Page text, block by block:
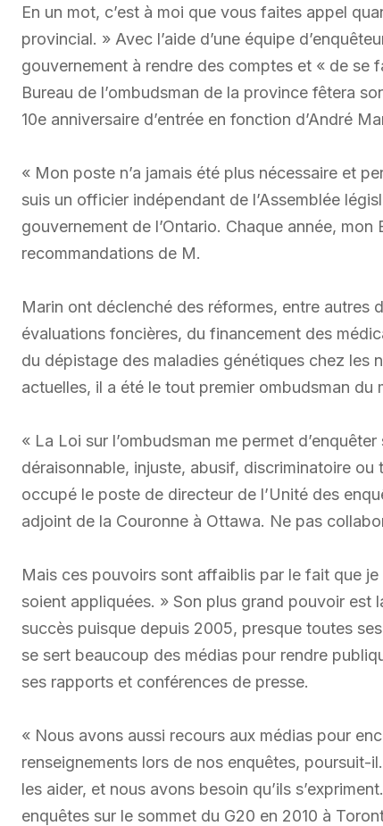
En un mot, c’est à moi que vous faites appel
provincial. » Avec l’aide d’une équipe
gouvernement à rendre des comptes et « de se
Bureau de l’ombudsman de la province fêtera
10e anniversaire d’entrée en fonction d’André
« Mon poste n’a jamais été plus nécessaire et
suis un officier indépendant de l’Assemblée
gouvernement de l’Ontario. Chaque année,
recommandations de M.
Marin ont déclenché des réformes, entre autres
évaluations foncières, du financement des
du dépistage des maladies génétiques chez les
actuelles, il a été le tout premier ombudsman
« La Loi sur l’ombudsman me permet
déraisonnable, injuste, abusif, discriminatoire
occupé le poste de directeur de l’Unité des
adjoint de la Couronne à Ottawa. Ne pas
Mais ces pouvoirs sont affaiblis par le fait que je
soient appliquées. » Son plus grand pouvoir est
succès puisque depuis 2005, presque toutes
se sert beaucoup des médias pour rendre
ses rapports et conférences de presse.
« Nous avons aussi recours aux médias pour
renseignements lors de nos enquêtes,
les aider, et nous avons besoin qu’ils
enquêtes sur le sommet du G20 en 2010 à